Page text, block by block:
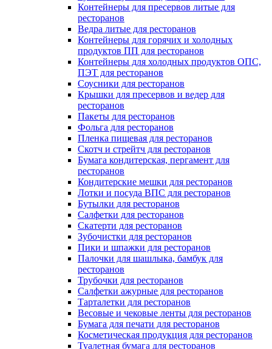
Контейнеры для пресервов литые для
ресторанов
Ведра литые для ресторанов
Контейнеры для горячих и холодных
продуктов ПП для ресторанов
Контейнеры для холодных продуктов ОПС,
ПЭТ для ресторанов
Соусники для ресторанов
Крышки для пресервов и ведер для
ресторанов
Пакеты для ресторанов
Фольга для ресторанов
Пленка пищевая для ресторанов
Скотч и стрейтч для ресторанов
Бумага кондитерская, пергамент для
ресторанов
Кондитерские мешки для ресторанов
Лотки и посуда ВПС для ресторанов
Бутылки для ресторанов
Салфетки для ресторанов
Скатерти для ресторанов
Зубочистки для ресторанов
Пики и шпажки для ресторанов
Палочки для шашлыка, бамбук для
ресторанов
Трубочки для ресторанов
Салфетки ажурные для ресторанов
Тарталетки для ресторанов
Весовые и чековые ленты для ресторанов
Бумага для печати для ресторанов
Косметическая продукция для ресторанов
Туалетная бумага для ресторанов